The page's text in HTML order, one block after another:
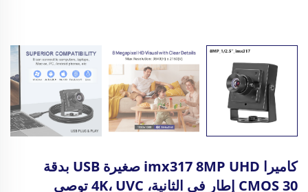
كاميرا imx317 8MP UHD صغيرة USB بدقة
CMOS 30 إطار في الثانية، 4K، UVC توصي